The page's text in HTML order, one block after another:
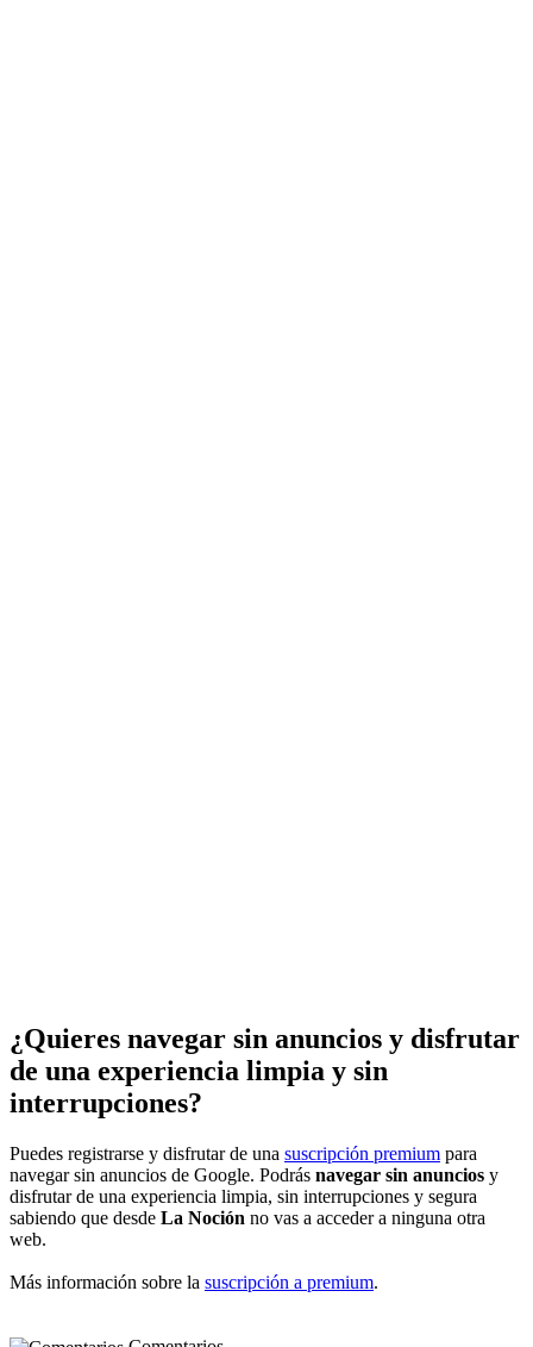
¿Quieres navegar sin anuncios y disfrutar
de una experiencia limpia y sin
interrupciones?
Puedes registrarse y disfrutar de una suscripción premium para
navegar sin anuncios de Google. Podrás navegar sin anuncios y
disfrutar de una experiencia limpia, sin interrupciones y segura
sabiendo que desde La Noción no vas a acceder a ninguna otra
web.
Más información sobre la suscripción a premium.